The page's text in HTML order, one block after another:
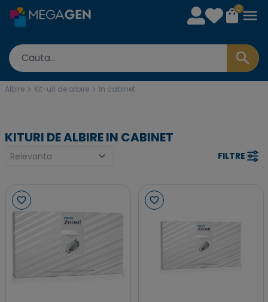
0
Albire Kit-uri de albire In cabinet
KITURI DE ALBIRE IN CABINET
FILTRE